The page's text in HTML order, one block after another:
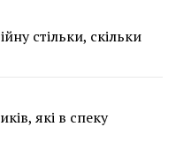
стільки, скільки
які в спеку